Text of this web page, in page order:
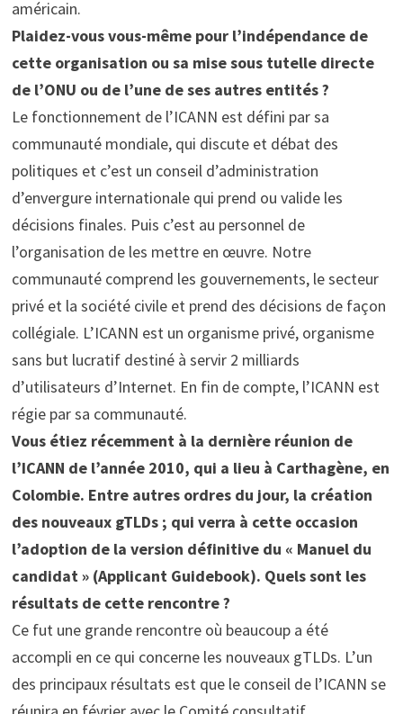
américain.
Plaidez-vous vous-même pour l’indépendance de
cette organisation ou sa mise sous tutelle directe
de l’ONU ou de l’une de ses autres entités ?
Le fonctionnement de l’ICANN est défini par sa
communauté mondiale, qui discute et débat des
politiques et c’est un conseil d’administration
d’envergure internationale qui prend ou valide les
décisions finales. Puis c’est au personnel de
l’organisation de les mettre en œuvre. Notre
communauté comprend les gouvernements, le secteur
privé et la société civile et prend des décisions de façon
collégiale. L’ICANN est un organisme privé, organisme
sans but lucratif destiné à servir 2 milliards
d’utilisateurs d’Internet. En fin de compte, l’ICANN est
régie par sa communauté.
Vous étiez récemment à la dernière réunion de
l’ICANN de l’année 2010, qui a lieu à Carthagène, en
Colombie. Entre autres ordres du jour, la création
des nouveaux gTLDs ; qui verra à cette occasion
l’adoption de la version définitive du « Manuel du
candidat » (Applicant Guidebook). Quels sont les
résultats de cette rencontre ?
Ce fut une grande rencontre où beaucoup a été
accompli en ce qui concerne les nouveaux gTLDs. L’un
des principaux résultats est que le conseil de l’ICANN se